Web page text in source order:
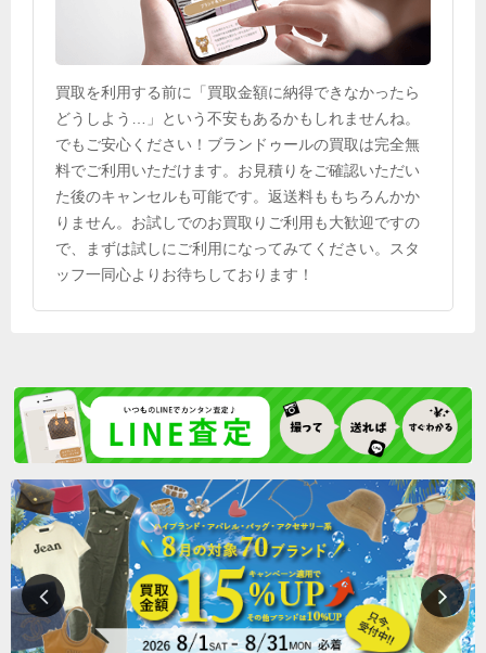
買取を利用する前に「買取金額に納得できなかったら
どうしよう…」という不安もあるかもしれませんね。
でもご安心ください！ブランドゥールの買取は完全無
料でご利用いただけます。お見積りをご確認いただい
た後のキャンセルも可能です。返送料ももちろんかか
りません。お試しでのお買取りご利用も大歓迎ですの
で、まずは試しにご利用になってみてください。スタ
ッフ一同心よりお待ちしております！